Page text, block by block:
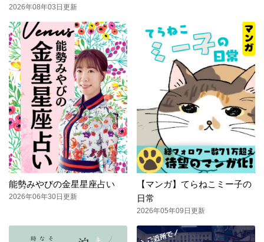
2026年08年03日更新
能勢みやびの金星星座占い
2026年06年30日更新
【マンガ】てらねこミー子の
日常
2026年05年09日更新